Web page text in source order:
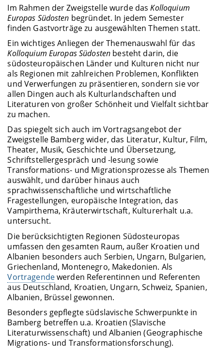
Im Rahmen der Zweigstelle wurde dasKolloquium
Europas Südosten begründet. In jedem Semester
finden Gastvorträge zu ausgewählten Themen statt.
Ein wichtiges Anliegen der Themenauswahl für das
Kolloquium Europas Südosten besteht darin, die
südosteuropäischen Länder und Kulturen nicht nur
als Regionen mit zahlreichen Problemen, Konflikten
und Verwerfungen zu präsentieren, sondern sie vor
allen Dingen auch als Kulturlandschaften und
Literaturen von großer Schönheit und Vielfalt sichtbar
zu machen.
Das spiegelt sich auch im Vortragsangebot der
Zweigstelle Bamberg wider, das Literatur, Kultur, Film,
Theater, Musik, Geschichte und Übersetzung,
Schriftstellergespräch und -lesung sowie
Transformations- und Migrationsprozesse als Themen
auswählt, und darüber hinaus auch
sprachwissenschaftliche und wirtschaftliche
Fragestellungen, europäische Integration, das
Vampirthema, Kräuterwirtschaft, Kulturerhalt u.a.
untersucht.
Die berücksichtigten Regionen Südosteuropas
umfassen den gesamten Raum, außer Kroatien und
Albanien besonders auch Serbien, Ungarn, Bulgarien,
Griechenland, Montenegro, Makedonien. Als
Vortragendewerden Referentinnen und Referenten
aus Deutschland, Kroatien, Ungarn, Schweiz, Spanien,
Albanien, Brüssel gewonnen.
Besonders gepflegte südslavische Schwerpunkte in
Bamberg betreffen u.a. Kroatien (Slavische
Literaturwissenschaft) und Albanien (Geographische
Migrations- und Transformationsforschung).